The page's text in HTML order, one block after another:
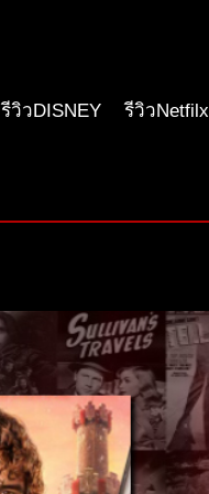
รีวิวDISNEY รีวิวNetfilx